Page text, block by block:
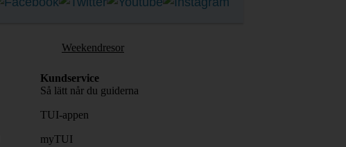
Weekendresor
Kundservice
Så lätt når du guiderna
TUI-appen
myTUI